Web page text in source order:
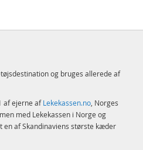
og bruges allerede af
af ejerne afLekekassen.no, Norges
med Lekekassen i Norge og
en af Skandinaviens største kæder